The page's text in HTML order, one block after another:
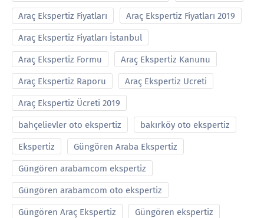
Araç Ekspertiz Fiyatları Araç Ekspertiz Fiyatları 2019
Araç Ekspertiz Fiyatları İstanbul
Araç Ekspertiz Formu Araç Ekspertiz Kanunu
Araç Ekspertiz Raporu Araç Ekspertiz Ucreti
Araç Ekspertiz Ücreti 2019
bahçelievler oto ekspertiz bakırköy oto ekspertiz
Ekspertiz Güngören Araba Ekspertiz
Güngören arabamcom ekspertiz
Güngören arabamcom oto ekspertiz
Güngören Araç Ekspertiz Güngören ekspertiz